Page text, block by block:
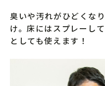
臭いや汚れがひどくな
け。床にはスプレーし
としても使えます！